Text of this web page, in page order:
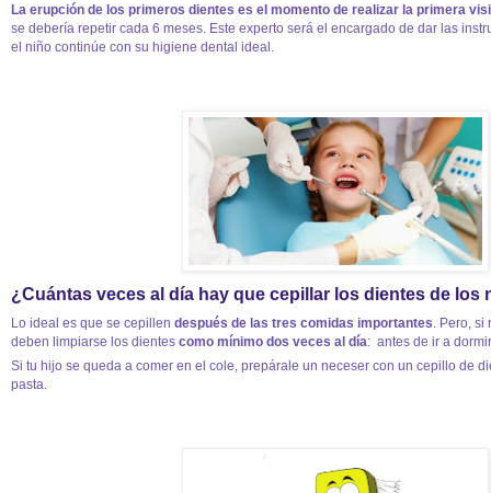
La erupción de los primeros dientes es el momento de realizar la primera
se debería repetir cada 6 meses. Este experto será el encargado de dar las
el niño continúe con su higiene dental ideal.
¿Cuántas veces al día hay que cepillar los dientes de los
Lo ideal es que se cepillen después de las tres comidas importantes . Pero,
deben limpiarse los dientes como mínimo dos veces al día: antes de ir a
Si tu hijo se queda a comer en el cole, prepárale un neceser con un cepillo de
pasta.